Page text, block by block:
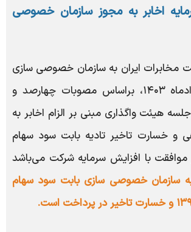
اخابر به مجوز سازمان خصوصی
مخابرات ایران به سازمان خصوصی سازی
در تاریخ ۸ مردادماه ۱۴۰۳، براساس مصوبات چهارصد و
هیئت واگذاری مبنی بر الزام اخابر به
و خسارت تاخیر تادیه بابت سود سهام
با افزایش سرمایه شرکت می‌باشد
سازمان خصوصی سازی بابت سود سهام